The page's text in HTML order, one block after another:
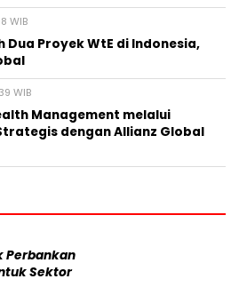
WIB
Dua Proyek WtE di Indonesia,
WIB
Management melalui
dengan Allianz Global
Perbankan
Sektor